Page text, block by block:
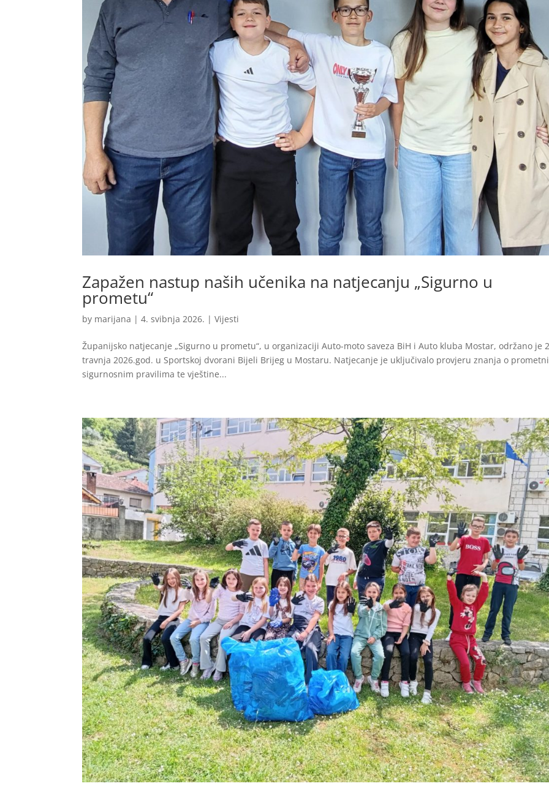
Zapažen nastup naših učenika na natjecanju „Sigurno u
prometu“
by marijana |4. svibnja 2026. |Vijesti
Županijsko natjecanje „Sigurno u prometu“, u organizaciji Auto-moto saveza BiH i Auto kluba Mostar, održano je
travnja 2026.god. u Sportskoj dvorani Bijeli Brijeg u Mostaru. Natjecanje je uključivalo provjeru znanja o
sigurnosnim pravilima te vještine...